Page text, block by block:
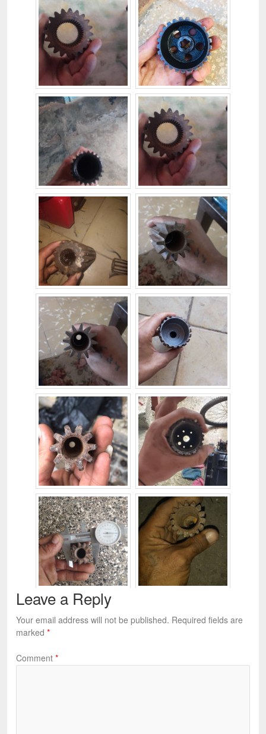
Leave a Reply
Your email address will not be published. Required fields are
marked *
Comment *